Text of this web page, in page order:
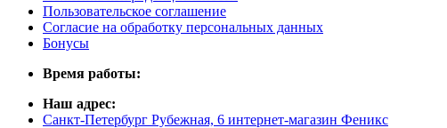
Пользовательское соглашение
Согласие на обработку персональных данных
Бонусы
Время работы:
Наш адрес:
Санкт-Петербург Рубежная, 6 интернет-магазин Феникс